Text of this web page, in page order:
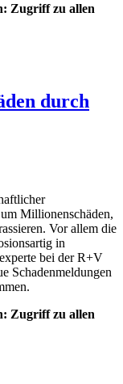
Zugriff zu allen
durch
Millionenschäden,
Vor allem die
in
bei der R+V
Schadenmeldungen
Zugriff zu allen